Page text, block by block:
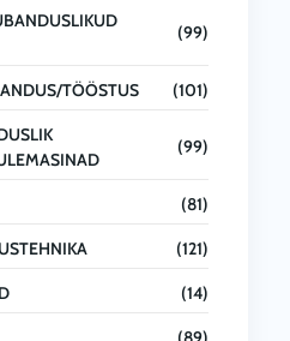
(99)
TÖÖSTUS (101)
(99)
(81)
(121)
(14)